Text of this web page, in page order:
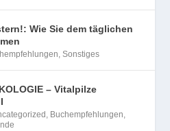
Wie Sie dem täglichen
,Sonstiges
– Vitalpilze
, Buchempfehlungen,